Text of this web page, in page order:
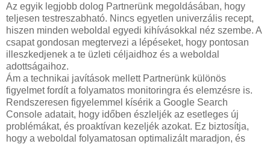
Az egyik legjobb dolog Partnerünk megoldásában, hogy
teljesen testreszabható. Nincs egyetlen univerzális recept,
hiszen minden weboldal egyedi kihívásokkal néz szembe. A
csapat gondosan megtervezi a lépéseket, hogy pontosan
illeszkedjenek a te üzleti céljaidhoz és a weboldal
adottságaihoz.
Ám a technikai javítások mellett Partnerünk különös
figyelmet fordít a folyamatos monitoringra és elemzésre is.
Rendszeresen figyelemmel kísérik a Google Search
Console adatait, hogy időben észleljék az esetleges új
problémákat, és proaktívan kezeljék azokat. Ez biztosítja,
hogy a weboldal folyamatosan optimalizált maradjon, és